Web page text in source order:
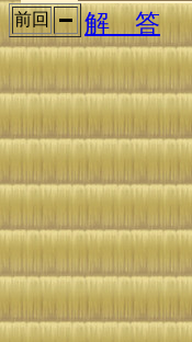
前回 解 答